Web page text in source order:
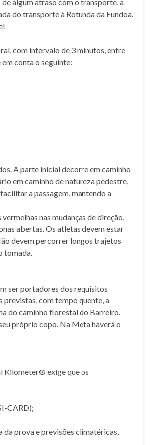
algum atraso com o transporte, a
do transporte à Rotunda da Fundoa.
com intervalo de 3 minutos, entre
conta o seguinte:
A parte inicial decorre em caminho
em caminho de natureza pedestre,
a passagem, mantendo a
nas mudanças de direção,
abertas. Os atletas devem estar
devem percorrer longos trajetos
tomada.
ser portadores dos requisitos
previstas, com tempo quente, a
do caminho florestal do Barreiro.
próprio copo. Na Meta haverá o
Kilometer® exige que os
CARD);
da prova e previsões climatéricas,